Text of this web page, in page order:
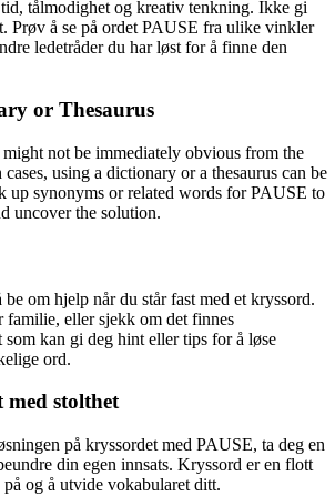
tålmodighet og kreativ tenkning. Ikke gi
Prøv å se på ordet PAUSE fra ulike vinkler
ledetråder du har løst for å finne den
or Thesaurus
might not be immediately obvious from the
using a dictionary or a thesaurus can be
up synonyms or related words for PAUSE to
uncover the solution.
om hjelp når du står fast med et kryssord.
familie, eller sjekk om det finnes
som kan gi deg hint eller tips for å løse
ord.
med stolthet
på kryssordet med PAUSE, ta deg en
din egen innsats. Kryssord er en flott
og å utvide vokabularet ditt.